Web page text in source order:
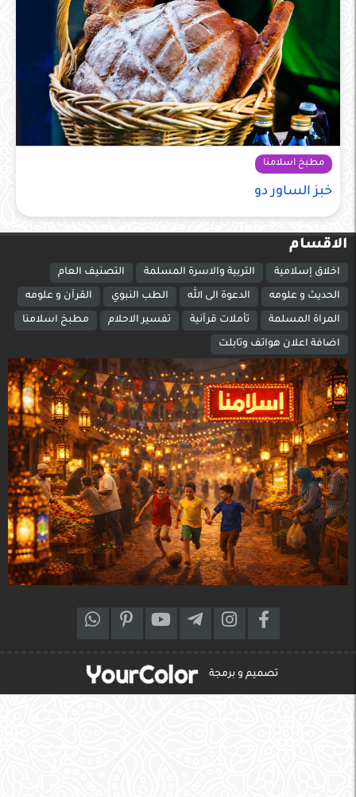
مطبخ اسلامنا
خبز الساور دو
الاقسام
اخلاق إسلامية التربية والاسرة المسلمة التصنيف العام
الحديث و علومه الدعوة الى الله الطب النبوي القرآن و علومه
المراة المسلمة تأملات قرآنية تفسير الاحلام مطبخ اسلامنا
اضافة اعلان هواتف وتابلت
تصميم و برمجة